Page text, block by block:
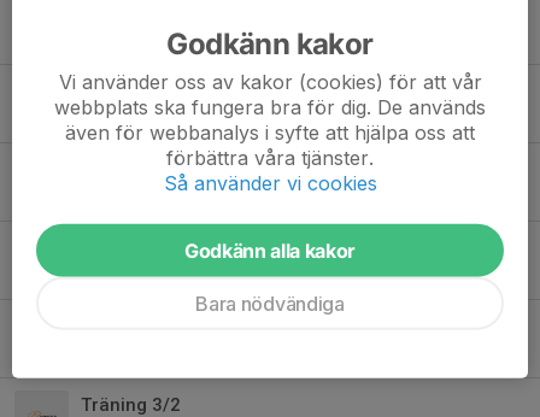
12 mar, 12:31 0
Kvällens danser 3/3
6 mar, 11:37 0
Kvällens danser 24/2
24 feb, 19:30 2
Kvällens danser 17/2
17 feb, 19:30 0
Träning 3/2
Godkänn kakor
Vi använder oss av kakor (cookies) för att vår
webbplats ska fungera bra för dig. De används
även för webbanalys i syfte att hjälpa oss att
förbättra våra tjänster.
Så använder vi cookies
Godkänn alla kakor
Bara nödvändiga